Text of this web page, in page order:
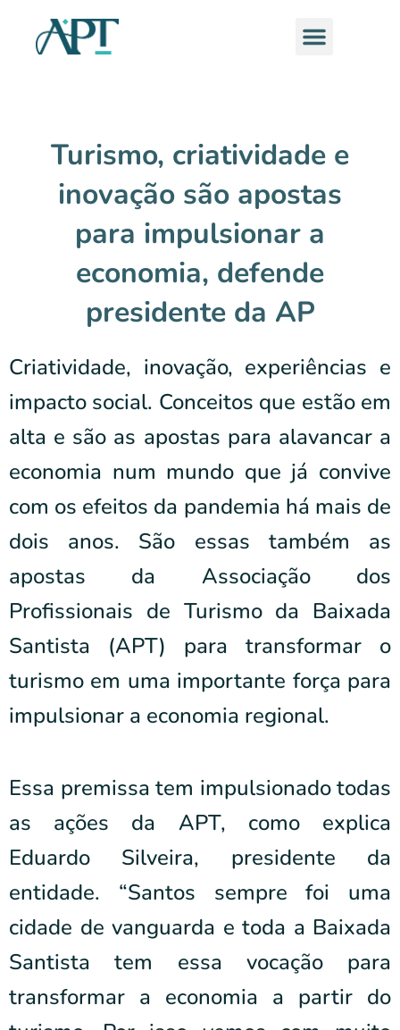
Menu
Turismo, criatividade e
inovação são apostas
para impulsionar a
economia, defende
presidente da AP
Criatividade, inovação, experiências e
impacto social. Conceitos que estão em
alta e são as apostas para alavancar a
economia num mundo que já convive
com os efeitos da pandemia há mais de
dois anos. São essas também as
apostas da Associação dos
Profissionais de Turismo da Baixada
Santista (APT) para transformar o
turismo em uma importante força para
impulsionar a economia regional.
Essa premissa tem impulsionado todas
as ações da APT, como explica
Eduardo Silveira, presidente da
entidade. “Santos sempre foi uma
cidade de vanguarda e toda a Baixada
Santista tem essa vocação para
transformar a economia a partir do